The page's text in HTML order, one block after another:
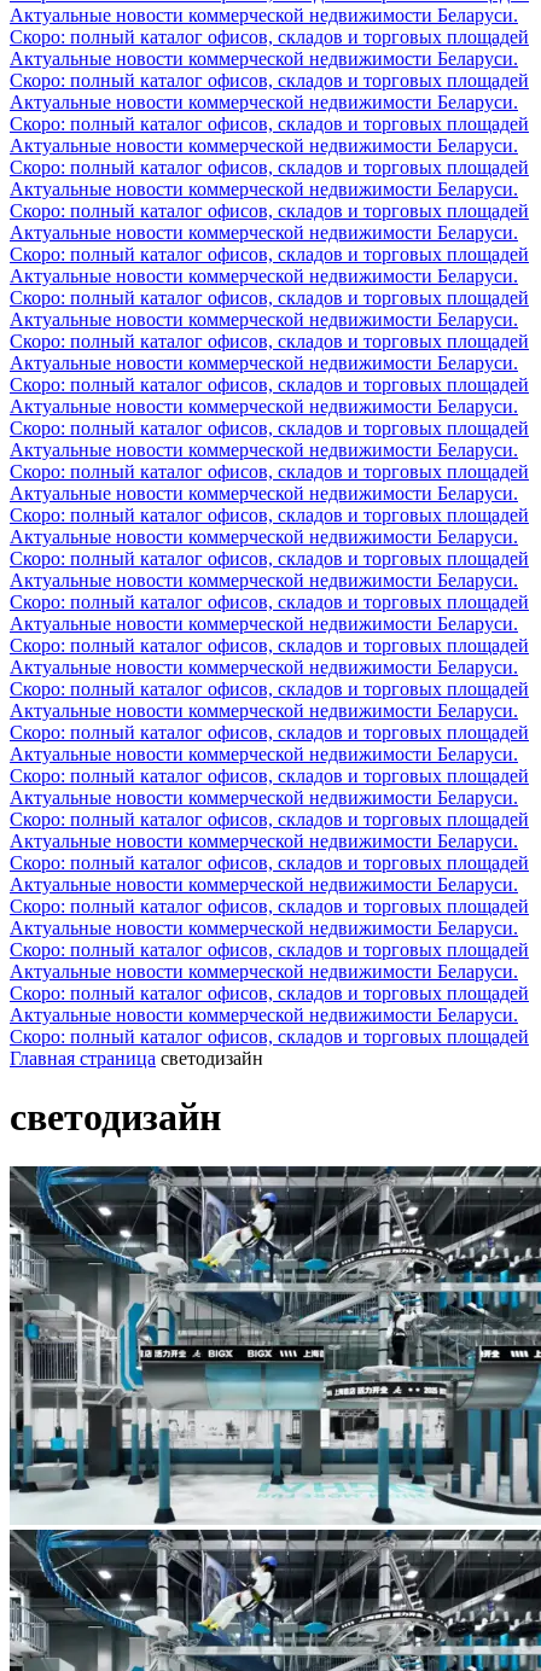
Актуальные новости коммерческой недвижимости Беларуси.
Скоро: полный каталог офисов, складов и торговых площадей
Актуальные новости коммерческой недвижимости Беларуси.
Скоро: полный каталог офисов, складов и торговых площадей
Актуальные новости коммерческой недвижимости Беларуси.
Скоро: полный каталог офисов, складов и торговых площадей
Актуальные новости коммерческой недвижимости Беларуси.
Скоро: полный каталог офисов, складов и торговых площадей
Актуальные новости коммерческой недвижимости Беларуси.
Скоро: полный каталог офисов, складов и торговых площадей
Актуальные новости коммерческой недвижимости Беларуси.
Скоро: полный каталог офисов, складов и торговых площадей
Актуальные новости коммерческой недвижимости Беларуси.
Скоро: полный каталог офисов, складов и торговых площадей
Актуальные новости коммерческой недвижимости Беларуси.
Скоро: полный каталог офисов, складов и торговых площадей
Актуальные новости коммерческой недвижимости Беларуси.
Скоро: полный каталог офисов, складов и торговых площадей
Актуальные новости коммерческой недвижимости Беларуси.
Скоро: полный каталог офисов, складов и торговых площадей
Актуальные новости коммерческой недвижимости Беларуси.
Скоро: полный каталог офисов, складов и торговых площадей
Актуальные новости коммерческой недвижимости Беларуси.
Скоро: полный каталог офисов, складов и торговых площадей
Актуальные новости коммерческой недвижимости Беларуси.
Скоро: полный каталог офисов, складов и торговых площадей
Актуальные новости коммерческой недвижимости Беларуси.
Скоро: полный каталог офисов, складов и торговых площадей
Актуальные новости коммерческой недвижимости Беларуси.
Скоро: полный каталог офисов, складов и торговых площадей
Актуальные новости коммерческой недвижимости Беларуси.
Скоро: полный каталог офисов, складов и торговых площадей
Актуальные новости коммерческой недвижимости Беларуси.
Скоро: полный каталог офисов, складов и торговых площадей
Актуальные новости коммерческой недвижимости Беларуси.
Скоро: полный каталог офисов, складов и торговых площадей
Актуальные новости коммерческой недвижимости Беларуси.
Скоро: полный каталог офисов, складов и торговых площадей
Актуальные новости коммерческой недвижимости Беларуси.
Скоро: полный каталог офисов, складов и торговых площадей
Актуальные новости коммерческой недвижимости Беларуси.
Скоро: полный каталог офисов, складов и торговых площадей
Актуальные новости коммерческой недвижимости Беларуси.
Скоро: полный каталог офисов, складов и торговых площадей
Актуальные новости коммерческой недвижимости Беларуси.
Скоро: полный каталог офисов, складов и торговых площадей
Актуальные новости коммерческой недвижимости Беларуси.
Скоро: полный каталог офисов, складов и торговых площадей
Главная страница светодизайн
светодизайн